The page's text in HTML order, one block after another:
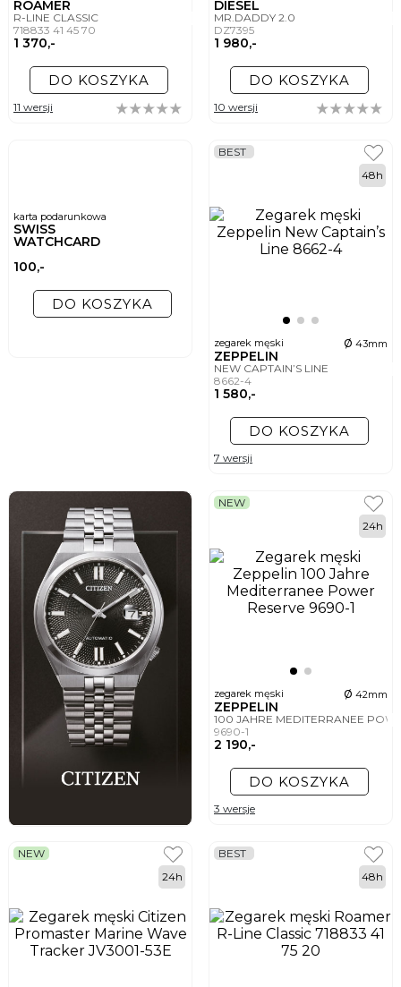
ROAMER
R-LINE CLASSIC
718833 41 45 70
1 370,-
DO KOSZYKA
11 wersji
DIESEL
MR.DADDY 2.0
DZ7395
1 980,-
DO KOSZYKA
10 wersji
karta podarunkowa
SWISS
WATCHCARD
100,-
DO KOSZYKA
zegarek męski ø 43mm
ZEPPELIN
NEW CAPTAIN’S LINE
8662-4
1 580,-
BEST
48h
DO KOSZYKA
7 wersji
zegarek męski ø 42mm
ZEPPELIN
100 JAHRE MEDITERRANEE
9690-1
2 190,-
NEW
24h
DO KOSZYKA
3 wersje
NEW
24h
BEST
48h